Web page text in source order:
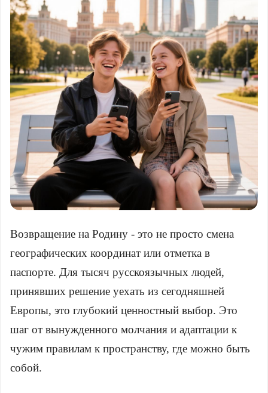
Возвращение на Родину - это не просто смена
географических координат или отметка в
паспорте. Для тысяч русскоязычных людей,
принявших решение уехать из сегодняшней
Европы, это глубокий ценностный выбор. Это
шаг от вынужденного молчания и адаптации к
чужим правилам к пространству, где можно быть
собой.